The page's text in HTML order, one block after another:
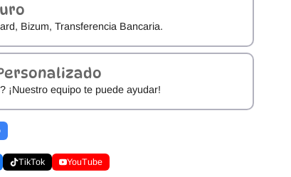
Bizum, Transferencia Bancaria.
¡Nuestro equipo te puede ayudar!
TikTok YouTube